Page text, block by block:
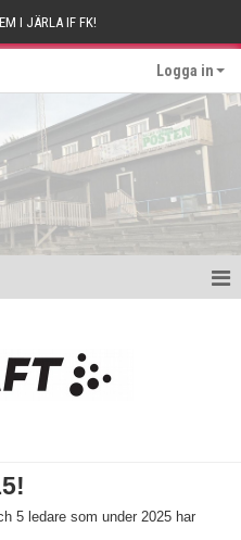
I JÄRLA IF FK!
Logga in
5 ledare som under 2025 har